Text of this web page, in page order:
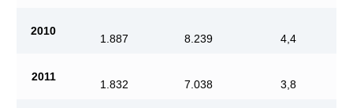
2010
1.887 8.239 4,4
2011
1.832 7.038 3,8